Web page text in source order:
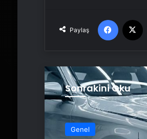
Paylaş
Facebook
Sonrakini Oku
Genel